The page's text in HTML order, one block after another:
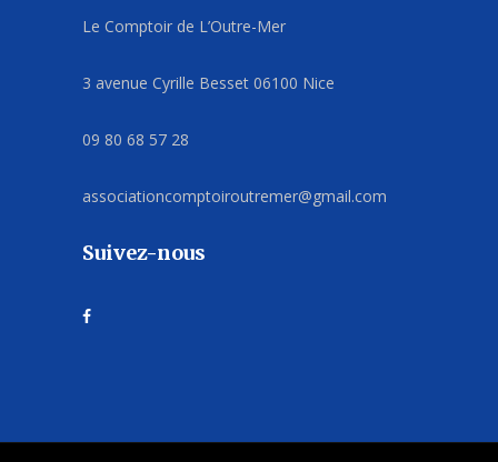
Le Comptoir de L’Outre-Mer
3 avenue Cyrille Besset 06100 Nice
09 80 68 57 28
associationcomptoiroutremer@gmail.com
Suivez-nous